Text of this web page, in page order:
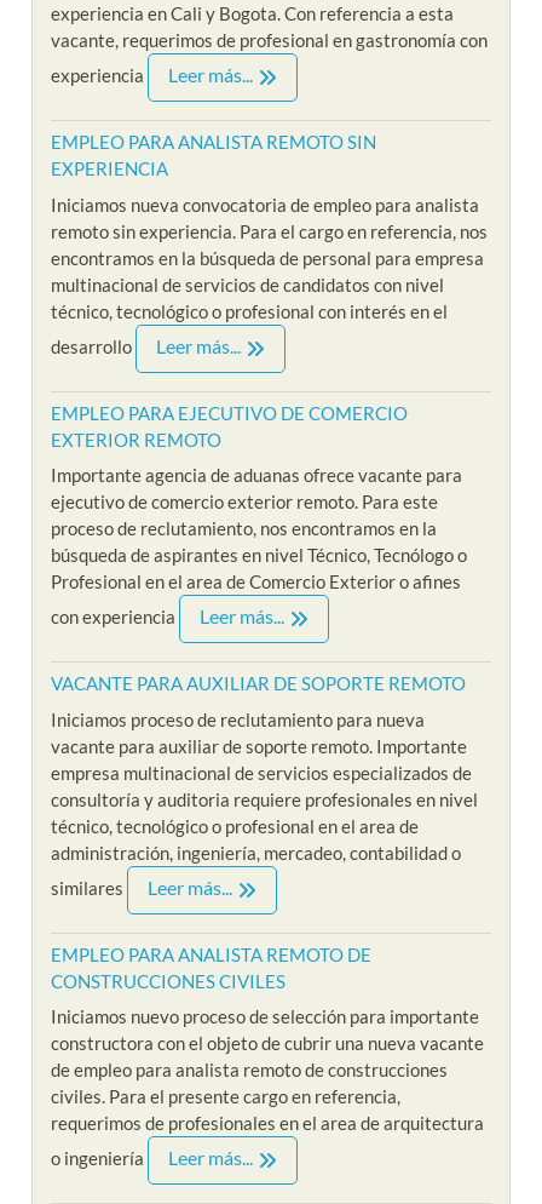
experiencia en Cali y Bogota. Con referencia a esta
vacante, requerimos de profesional en gastronomía con
experiencia
Leer más...
EMPLEO PARA ANALISTA REMOTO SIN
EXPERIENCIA
Iniciamos nueva convocatoria de empleo para analista
remoto sin experiencia. Para el cargo en referencia, nos
encontramos en la búsqueda de personal para empresa
multinacional de servicios de candidatos con nivel
técnico, tecnológico o profesional con interés en el
desarrollo
Leer más...
EMPLEO PARA EJECUTIVO DE COMERCIO
EXTERIOR REMOTO
Importante agencia de aduanas ofrece vacante para
ejecutivo de comercio exterior remoto. Para este
proceso de reclutamiento, nos encontramos en la
búsqueda de aspirantes en nivel Técnico, Tecnólogo o
Profesional en el area de Comercio Exterior o afines
con experiencia
Leer más...
VACANTE PARA AUXILIAR DE SOPORTE REMOTO
Iniciamos proceso de reclutamiento para nueva
vacante para auxiliar de soporte remoto. Importante
empresa multinacional de servicios especializados de
consultoría y auditoria requiere profesionales en nivel
técnico, tecnológico o profesional en el area de
administración, ingeniería, mercadeo, contabilidad o
similares
Leer más...
EMPLEO PARA ANALISTA REMOTO DE
CONSTRUCCIONES CIVILES
Iniciamos nuevo proceso de selección para importante
constructora con el objeto de cubrir una nueva vacante
de empleo para analista remoto de construcciones
civiles. Para el presente cargo en referencia,
requerimos de profesionales en el area de arquitectura
o ingeniería
Leer más...